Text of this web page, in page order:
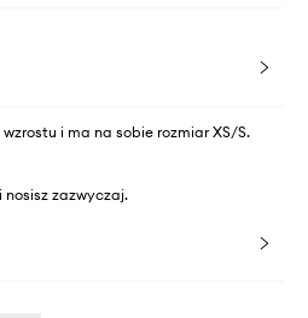
i ma na sobie rozmiar XS/S.
zazwyczaj.